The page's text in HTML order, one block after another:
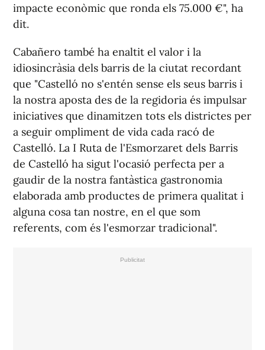
impacte econòmic que ronda els 75.000 €", ha
dit.
Cabañero també ha enaltit el valor i la
idiosincràsia dels barris de la ciutat recordant
que "Castelló no s'entén sense els seus barris i
la nostra aposta des de la regidoria és impulsar
iniciatives que dinamitzen tots els districtes per
a seguir ompliment de vida cada racó de
Castelló. La I Ruta de l'Esmorzaret dels Barris
de Castelló ha sigut l'ocasió perfecta per a
gaudir de la nostra fantàstica gastronomia
elaborada amb productes de primera qualitat i
alguna cosa tan nostre, en el que som
referents, com és l'esmorzar tradicional".